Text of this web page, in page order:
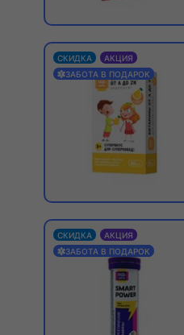
СКИДКА
АКЦИЯ
ЗАБОТА В ПОДАРОК
СКИДКА
АКЦИЯ
ЗАБОТА В ПОДАРОК